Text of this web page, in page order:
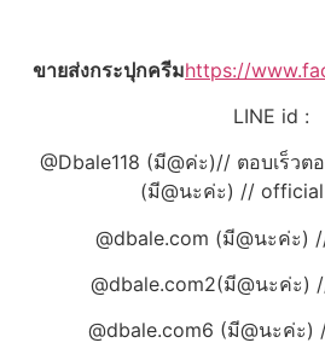
ขายส่งกระปุกครีมhttps://
LINE id :
@Dbale118 (มี@ค่ะ)// ตอบเร็วต
(มี@นะค่ะ) //
@dbale.com (มี@นะค่ะ)
@dbale.com2(มี@นะค่ะ)
@dbale.com6 (มี@นะค่ะ